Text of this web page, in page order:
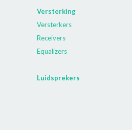
Versterking
Versterkers
Receivers
Equalizers
Luidsprekers